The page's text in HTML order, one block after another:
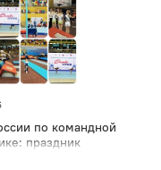
см.
по командной
праздник